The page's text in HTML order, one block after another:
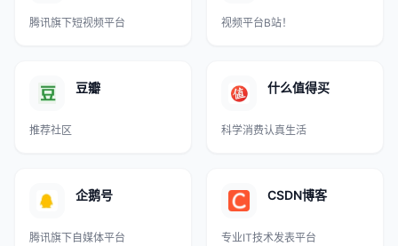
腾讯旗下短视频平台 视频平台B站！
豆瓣
推荐社区
什么值得买
科学消费认真生活
企鹅号
腾讯旗下自媒体平台
CSDN博客
专业IT技术发表平台